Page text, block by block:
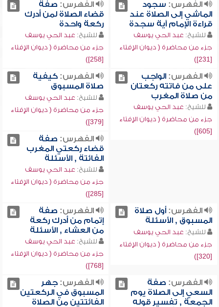
الفهرس: سجود
الماشي إلى الصلاة عند
قراءة الإمام آية سجدة
للشيخ: عبد الحي يوسف
جزء من محاضرة ( ديوان الإفتاء
[231])
الفهرس: صفة
قضاء الصلاة لمن أدرك
ركعة واحدة
للشيخ: عبد الحي يوسف
جزء من محاضرة ( ديوان الإفتاء
[258])
الفهرس:الواجب
على من فاتته ركعتان
من صلاة المغرب
للشيخ: عبد الحي يوسف
جزء من محاضرة ( ديوان الإفتاء
[605])
الفهرس:كيفية
صلاة المسبوق
للشيخ: عبد الحي يوسف
جزء من محاضرة ( ديوان الإفتاء
[379])
الفهرس: صفة
قضاء ركعتي المغرب
الفائتة , الأسئلة
للشيخ: عبد الحي يوسف
جزء من محاضرة ( ديوان الإفتاء
[285])
الفهرس:أول صلاة
المسبوق , الأسئلة
للشيخ: عبد الحي يوسف
جزء من محاضرة ( ديوان الإفتاء
[320])
الفهرس: صفة
إتمام من أدرك ركعة
من العشاء , الأسئلة
للشيخ: عبد الحي يوسف
جزء من محاضرة ( ديوان الإفتاء
[768])
الفهرس: صفة
السعي إلى الصلاة يوم
الجمعة , تفسير قوله
الفهرس:جهر
المسبوق في الركعتين
الفائتتين من الصلاة